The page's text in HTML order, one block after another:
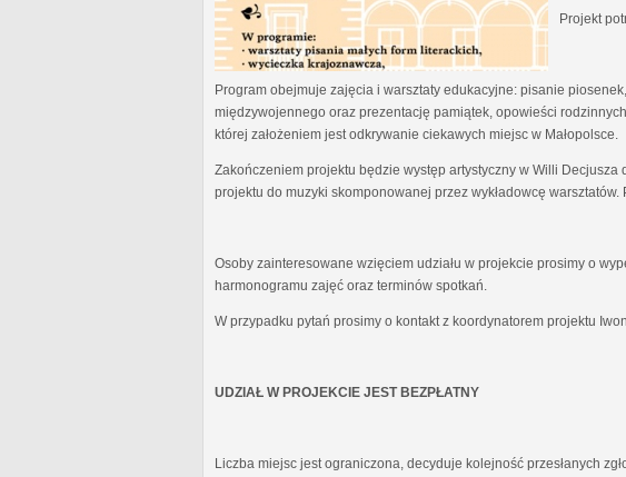
Projekt
Program obejmuje zajęcia i warsztaty edukacyjne: pisanie
międzywojennego oraz prezentację pamiątek, opowieści
której założeniem jest odkrywanie ciekawych miejsc w Małopolsce.
Zakończeniem projektu będzie występ artystyczny w Willi
projektu do muzyki skomponowanej przez wykładowcę
Osoby zainteresowane wzięciem udziału w projekcie prosimy o
harmonogramu zajęć oraz terminów spotkań.
W przypadku pytań prosimy o kontakt z koordynatorem projektu
UDZIAŁ W PROJEKCIE JEST BEZPŁATNY
Liczba miejsc jest ograniczona, decyduje kolejność przesłanych